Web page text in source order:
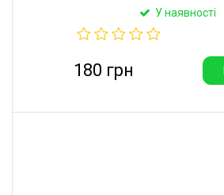
У наявності
180 грн